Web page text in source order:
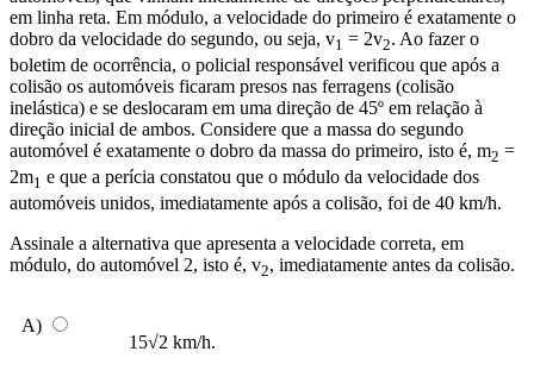
em linha reta. Em módulo, a velocidade do primeiro é exatamente o
dobro da velocidade do segundo, ou seja, v1 = 2v2. Ao fazer o
boletim de ocorrência, o policial responsável verificou que após a
colisão os automóveis ficaram presos nas ferragens (colisão
inelástica) e se deslocaram em uma direção de 45º em relação à
direção inicial de ambos. Considere que a massa do segundo
automóvel é exatamente o dobro da massa do primeiro, isto é, m2 =
2m1 e que a perícia constatou que o módulo da velocidade dos
automóveis unidos, imediatamente após a colisão, foi de 40 km/h.
Assinale a alternativa que apresenta a velocidade correta, em
módulo, do automóvel 2, isto é, v2, imediatamente antes da colisão.
A)
15√2 km/h.